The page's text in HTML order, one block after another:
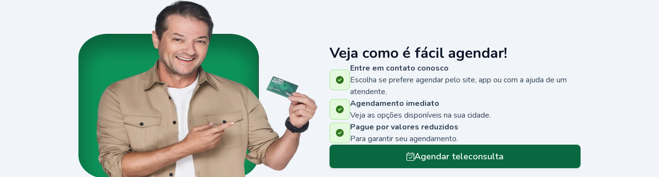
Veja como é fácil agendar!
Entre em contato conosco
Escolha se prefere agendar pelo site, app ou com a ajuda de um
atendente.
Agendamento imediato
Veja as opções disponíveis na sua cidade.
Pague por valores reduzidos
Para garantir seu agendamento.
Agendar teleconsulta